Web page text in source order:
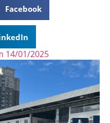
Facebook
14/01/2025